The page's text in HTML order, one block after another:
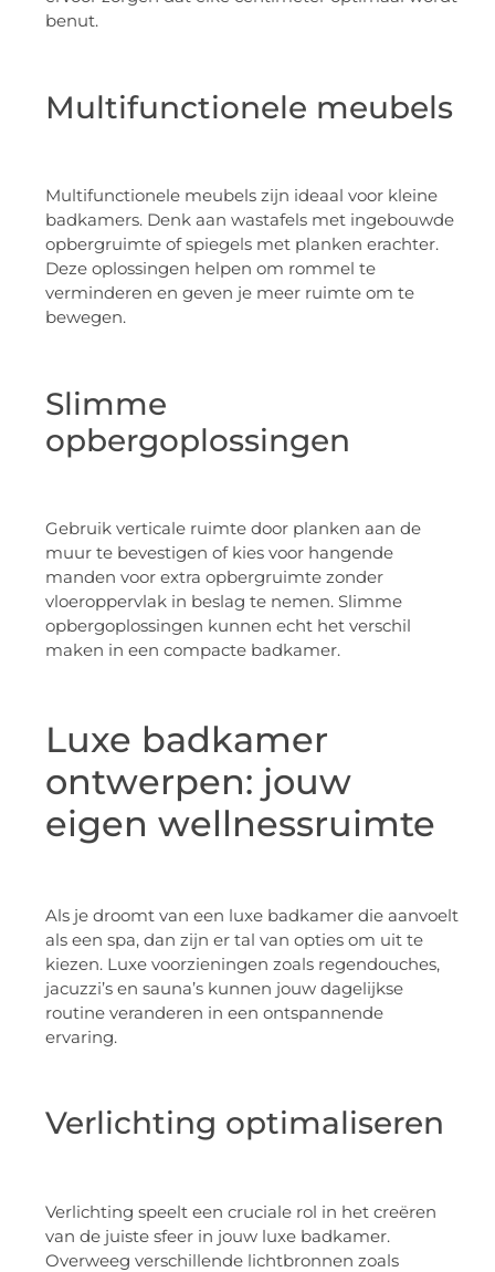
benut.
Multifunctionele meubels
Multifunctionele meubels zijn ideaal voor kleine
badkamers. Denk aan wastafels met ingebouwde
opbergruimte of spiegels met planken erachter.
Deze oplossingen helpen om rommel te
verminderen en geven je meer ruimte om te
bewegen.
Slimme
opbergoplossingen
Gebruik verticale ruimte door planken aan de
muur te bevestigen of kies voor hangende
manden voor extra opbergruimte zonder
vloeroppervlak in beslag te nemen. Slimme
opbergoplossingen kunnen echt het verschil
maken in een compacte badkamer.
Luxe badkamer
ontwerpen: jouw
eigen wellnessruimte
Als je droomt van een luxe badkamer die aanvoelt
als een spa, dan zijn er tal van opties om uit te
kiezen. Luxe voorzieningen zoals regendouches,
jacuzzi’s en sauna’s kunnen jouw dagelijkse
routine veranderen in een ontspannende
ervaring.
Verlichting optimaliseren
Verlichting speelt een cruciale rol in het creëren
van de juiste sfeer in jouw luxe badkamer.
Overweeg verschillende lichtbronnen zoals